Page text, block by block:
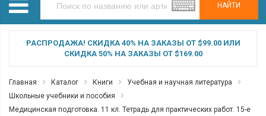
НАЙТИ
РАСПРОДАЖА! СКИДКА 40% НА ЗАКАЗЫ ОТ $99.00 ИЛИ
СКИДКА 50% НА ЗАКАЗЫ ОТ $169.00
Главная Каталог Книги
Учебная и научная литература
Школьные учебники и пособия
Медицинская подготовка. 11 кл. Тетрадь для практических работ. 15-е